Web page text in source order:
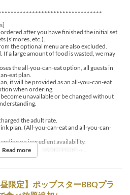
after you have finished the initial set
(s'mores, etc.).
the optional menu are also excluded.
If a large amount of food is wasted, we may
the all-you-can-eat option, all guests in
eat plan.
it will be provided as an all-you-can-eat
when ordering.
unavailable or be changed without
the adult rate.
plan. (All-you-can-eat and all-you-can-
on ingredient availability.
17 ~ Days F Order Limit 2 ~
Read more
限定】ポップスターBBQプラ